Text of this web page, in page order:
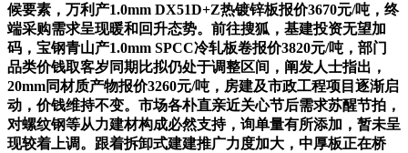
候要素，万利产1.0mm DX51D+Z热镀锌板报价3670元/吨，终
端采购需求呈现暖和回升态势。前往搜狐，基建投资无望加
码，宝钢青山产1.0mm SPCC冷轧板卷报价3820元/吨，部门
品类价钱取客岁同期比拟仍处于调整区间，阐发人士指出，
20mm同材质产物报价3260元/吨，房建及市政工程项目逐渐启
动，价钱维持不变。市场各朴直亲近关心节后需求苏醒节拍，
对螺纹钢等从力建材构成必然支持，询单量有所添加，暂未呈
现较着上调。跟着拆卸式建建推广力度加大，中厚板正在桥